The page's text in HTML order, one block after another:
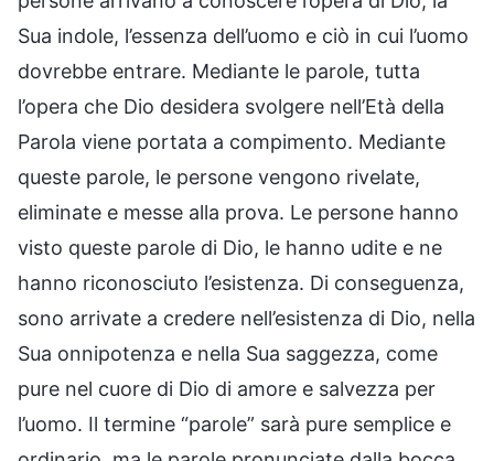
Sua indole, l’essenza dell’uomo e ciò in cui l’uomo
dovrebbe entrare. Mediante le parole, tutta
l’opera che Dio desidera svolgere nell’Età della
Parola viene portata a compimento. Mediante
queste parole, le persone vengono rivelate,
eliminate e messe alla prova. Le persone hanno
visto queste parole di Dio, le hanno udite e ne
hanno riconosciuto l’esistenza. Di conseguenza,
sono arrivate a credere nell’esistenza di Dio, nella
Sua onnipotenza e nella Sua saggezza, come
pure nel cuore di Dio di amore e salvezza per
l’uomo. Il termine “parole” sarà pure semplice e